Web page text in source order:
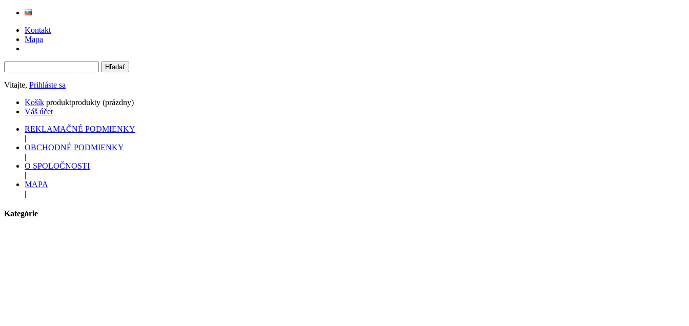
Kontakt
Mapa
Vitajte, Prihláste sa
Košík produktprodukty (prázdny)
Váš účet
REKLAMAČNÉ PODMIENKY
|
OBCHODNÉ PODMIENKY
|
O SPOLOČNOSTI
|
MAPA
|
Kategórie